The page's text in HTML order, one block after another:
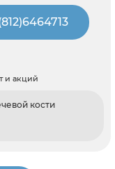
и акций
кости